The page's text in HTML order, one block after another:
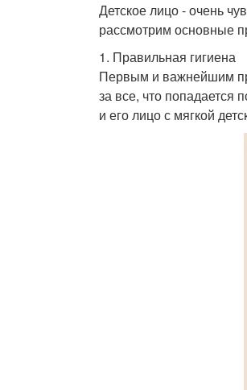
Детское лицо - очень
рассмотрим основные
1. Правильная гигиена
Первым и важнейшим
за все, что попадается
и его лицо с мягкой